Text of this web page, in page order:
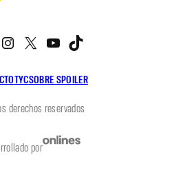
TYCSOBRE SPOILER
Facebook
Instagram
X YouTube
derechos reservados
por